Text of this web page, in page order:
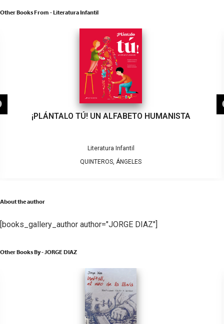
Other Books From - Literatura Infantil
¡PLÁNTALO TÚ! UN ALFABETO HUMANISTA
Literatura Infantil
QUINTEROS, ÁNGELES
About the author
[books_gallery_author author="JORGE DIAZ"]
Other Books By - JORGE DIAZ